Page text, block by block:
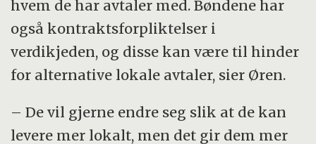
hvem de har avtaler med. Bøndene har
også kontraktsforpliktelser i
verdikjeden, og disse kan være til hinder
for alternative lokale avtaler, sier Øren.
– De vil gjerne endre seg slik at de kan
levere mer lokalt, men det gir dem mer